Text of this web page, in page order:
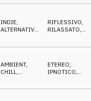
INDIE,
ALTERNATIVA
RIFLESSIVO
RILASSATO
AMBIENT,
CHILL,
ETEREO,
IPNOTICO,